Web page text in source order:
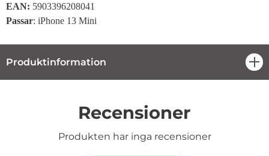
EAN: 5903396208041
Passar: iPhone 13 Mini
Produktinformation
Recensioner
Produkten har inga recensioner